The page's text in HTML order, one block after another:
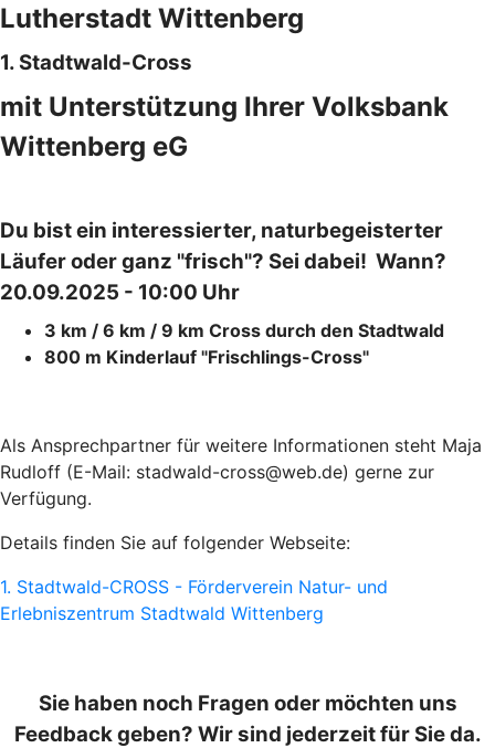
Lutherstadt Wittenberg
1. Stadtwald-Cross
mit Unterstützung Ihrer Volksbank
Wittenberg eG
Du bist ein interessierter, naturbegeisterter
Läufer oder ganz "frisch"? Sei dabei! Wann?
20.09.2025 - 10:00 Uhr
3 km / 6 km / 9 km Cross durch den Stadtwald
800 m Kinderlauf "Frischlings-Cross"
Als Ansprechpartner für weitere Informationen steht Maja
Rudloff (E-Mail: stadwald-cross@web.de) gerne zur
Verfügung.
Details finden Sie auf folgender Webseite:
1. Stadtwald-CROSS - Förderverein Natur- und
Erlebniszentrum Stadtwald Wittenberg
Sie haben noch Fragen oder möchten uns
Feedback geben? Wir sind jederzeit für Sie da.